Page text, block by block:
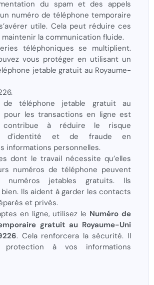
du spam et des appels
numéro de téléphone temporaire
utile. Cela peut réduire ces
la communication fluide.
téléphoniques se multiplient.
vous protéger en utilisant un
jetable gratuit au Royaume-
de téléphone jetable gratuit au
pour les transactions en ligne est
à réduire le risque
d’identité et de fraude en
informations personnelles.
dont le travail nécessite qu’elles
numéros de téléphone peuvent
numéros jetables gratuits. Ils
Ils aident à garder les contacts
et privés.
en ligne, utilisez le Numéro de
gratuit au Royaume-Uni
. Cela renforcera la sécurité. Il
à vos informations